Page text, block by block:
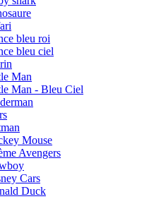
bleu roi
bleu ciel
Man
Man - Bleu Ciel
Mouse
Avengers
Cars
Duck